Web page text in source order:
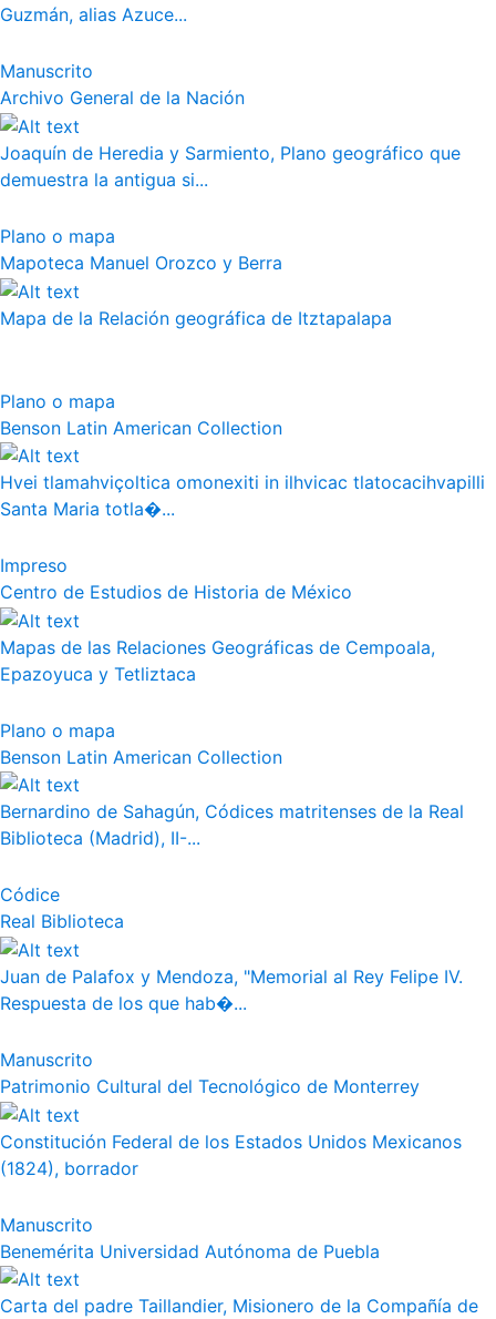
Guzmán, alias Azuce...
Manuscrito
Archivo General de la Nación
Joaquín de Heredia y Sarmiento, Plano geográfico que
demuestra la antigua si...
Plano o mapa
Mapoteca Manuel Orozco y Berra
Mapa de la Relación geográfica de Itztapalapa
Plano o mapa
Benson Latin American Collection
Hvei tlamahviçoltica omonexiti in ilhvicac tlatocacihvapilli
Santa Maria totla�...
Impreso
Centro de Estudios de Historia de México
Mapas de las Relaciones Geográficas de Cempoala,
Epazoyuca y Tetliztaca
Plano o mapa
Benson Latin American Collection
Bernardino de Sahagún, Códices matritenses de la Real
Biblioteca (Madrid), II-...
Códice
Real Biblioteca
Juan de Palafox y Mendoza, "Memorial al Rey Felipe IV.
Respuesta de los que hab�...
Manuscrito
Patrimonio Cultural del Tecnológico de Monterrey
Constitución Federal de los Estados Unidos Mexicanos
(1824), borrador
Manuscrito
Benemérita Universidad Autónoma de Puebla
Carta del padre Taillandier, Misionero de la Compañía de